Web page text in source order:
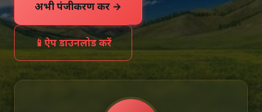
अभी पंजीकरण करें →
📱 ऐप डाउनलोड करें